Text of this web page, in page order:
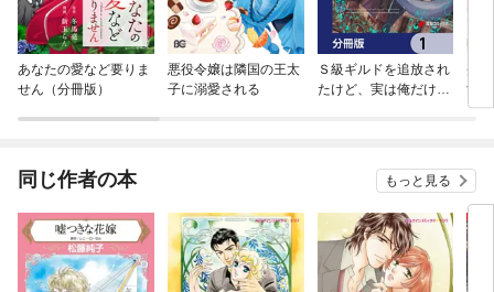
あなたの愛など要りま
せん（分冊版）
悪役令嬢は隣国の王太
子に溺愛される
Ｓ級ギルドを追放され
たけど、実は俺だけド
てました。【分冊版】
炎
女
同じ作者の本 もっと見る